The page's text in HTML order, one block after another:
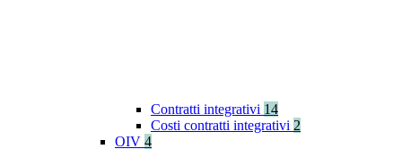
Contratti integrativi 14
Costi contratti integrativi 2
OIV 4